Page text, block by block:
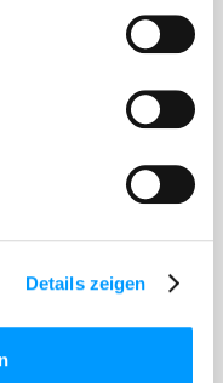
Details zeigen
D - 84347